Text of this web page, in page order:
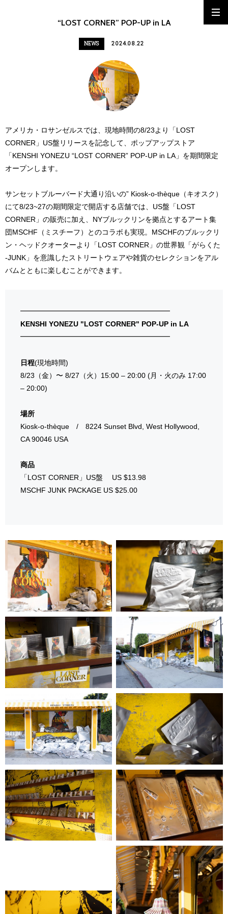
“LOST CORNER” POP-UP in LA
NEWS 2024.08.22
アメリカ・ロサンゼルスでは、現地時間の8/23より「LOST
CORNER」US盤リリースを記念して、ポップアップストア
「KENSHI YONEZU “LOST CORNER” POP-UP in LA」を期間限定
オープンします。
サンセットブルーバード大通り沿いの” Kiosk-o-thèque（キオスク）
にて8/23~27の期間限定で開店する店舗では、US盤「LOST
CORNER」の販売に加え、NYブルックリンを拠点とするアート集
団MSCHF（ミスチーフ）とのコラボも実現。MSCHFのブルックリ
ン・ヘッドクオーターより「LOST CORNER」の世界観「がらくた
-JUNK」を意識したストリートウェアや雑貨のセレクションをアル
バムとともに楽しむことができます。
━━━━━━━━━━━━━━━━━━━━━
KENSHI YONEZU "LOST CORNER" POP-UP in LA
━━━━━━━━━━━━━━━━━━━━━
日程(現地時間)
8/23（金）〜 8/27（火）15:00 – 20:00 (月・火のみ 17:00
– 20:00)
場所
Kiosk-o-thèque / 8224 Sunset Blvd, West Hollywood,
CA 90046 USA
商品
「LOST CORNER」US盤 US $13.98
MSCHF JUNK PACKAGE US $25.00